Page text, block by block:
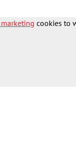
cookies to